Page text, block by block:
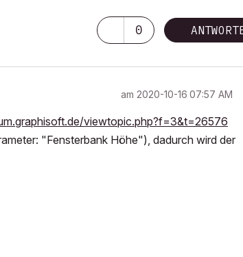
0
am ‎2020-10-16 07:57 AM
viewtopic.php?f=3&t=26576
"Fensterbank Höhe"), dadurch wird der